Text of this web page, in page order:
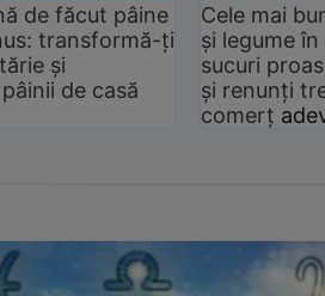
de făcut pâine
transformă-ți
și
de casă
Cele mai
și legume
sucuri
și renunți
comerț